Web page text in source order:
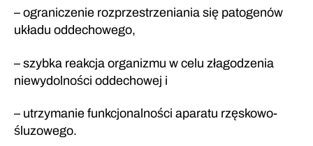
– ograniczenie rozprzestrzeniania się patogenów
układu oddechowego,
– szybka reakcja organizmu w celu złagodzenia
niewydolności oddechowej i
– utrzymanie funkcjonalności aparatu rzęskowo-
śluzowego.